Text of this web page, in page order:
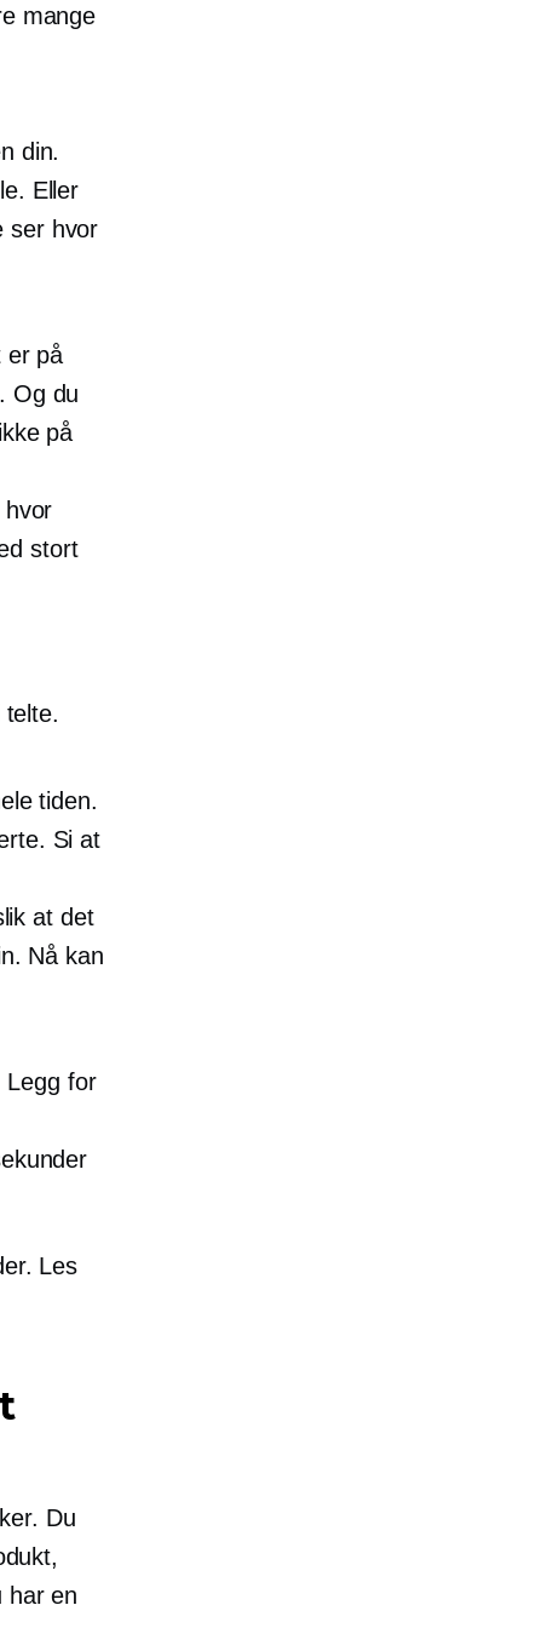
mange
din.
Eller
ser hvor
er på
Og du
på
hvor
stort
tiden.
Si at
at det
Nå kan
Legg for
Les
Du
har en